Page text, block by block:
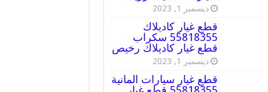
ديسمبر 1, 2023
قطع غيار كاديلاك
55818355 سكراب
قطع غيار كاديلاك رخيص
ديسمبر 1, 2023
قطع غيار سيارات المانية